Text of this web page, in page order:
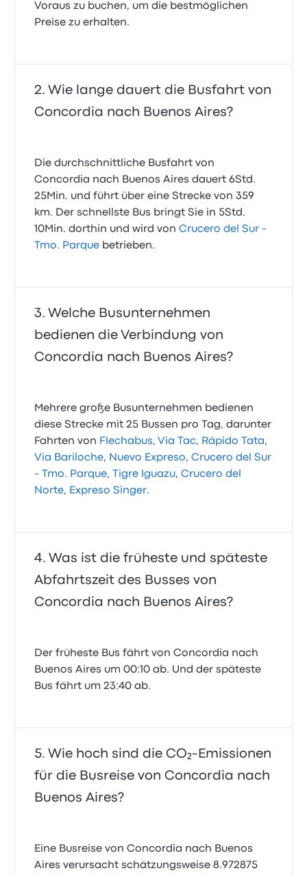
Voraus zu buchen, um die bestmöglichen
Preise zu erhalten.
Wie lange dauert die Busfahrt von
Concordia nach Buenos Aires?
Die durchschnittliche Busfahrt von
Concordia nach Buenos Aires dauert 6Std.
25Min. und führt über eine Strecke von 359
km. Der schnellste Bus bringt Sie in 5Std.
10Min. dorthin und wird vonCrucero del Sur -
Tmo. Parque betrieben.
Welche Busunternehmen
bedienen die Verbindung von
Concordia nach Buenos Aires?
Mehrere große Busunternehmen bedienen
diese Strecke mit 25 Bussen pro Tag, darunter
Fahrten von Flechabus, Via Tac, Rápido Tata,
Via Bariloche, Nuevo Expreso,Crucero del Sur
- Tmo. Parque, Tigre Iguazu,Crucero del
Norte, Expreso Singer.
Was ist die früheste und späteste
Abfahrtszeit des Busses von
Concordia nach Buenos Aires?
Der früheste Bus fährt von Concordia nach
Buenos Aires um 00:10 ab. Und der späteste
Bus fährt um 23:40 ab.
Wie hoch sind die CO₂-Emissionen
für die Busreise von Concordia nach
Buenos Aires?
Eine Busreise von Concordia nach Buenos
Aires verursacht schätzungsweise 8.972875